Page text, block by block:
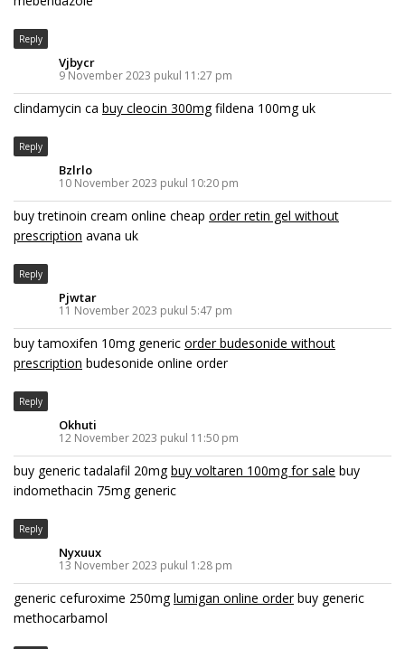
Reply
Vjbycr
9 November 2023 pukul 11:27 pm
clindamycin ca buy cleocin 300mgfildena 100mg uk
Reply
Bzlrlo
10 November 2023 pukul 10:20 pm
buy tretinoin cream online cheap order retin gel without
prescription avana uk
Reply
Pjwtar
11 November 2023 pukul 5:47 pm
buy tamoxifen 10mg generic order budesonide without
prescription budesonide online order
Reply
Okhuti
12 November 2023 pukul 11:50 pm
buy generic tadalafil 20mgbuy voltaren 100mg for sale buy
indomethacin 75mg generic
Reply
Nyxuux
13 November 2023 pukul 1:28 pm
generic cefuroxime 250mglumigan online orderbuy generic
methocarbamol